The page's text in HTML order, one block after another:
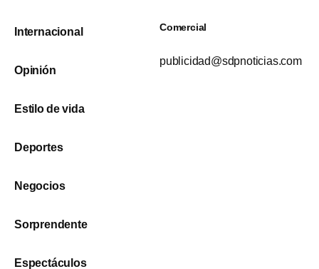
Internacional
Opinión
Estilo de vida
Deportes
Negocios
Sorprendente
Espectáculos
Comercial
publicidad@sdpnoticias.com